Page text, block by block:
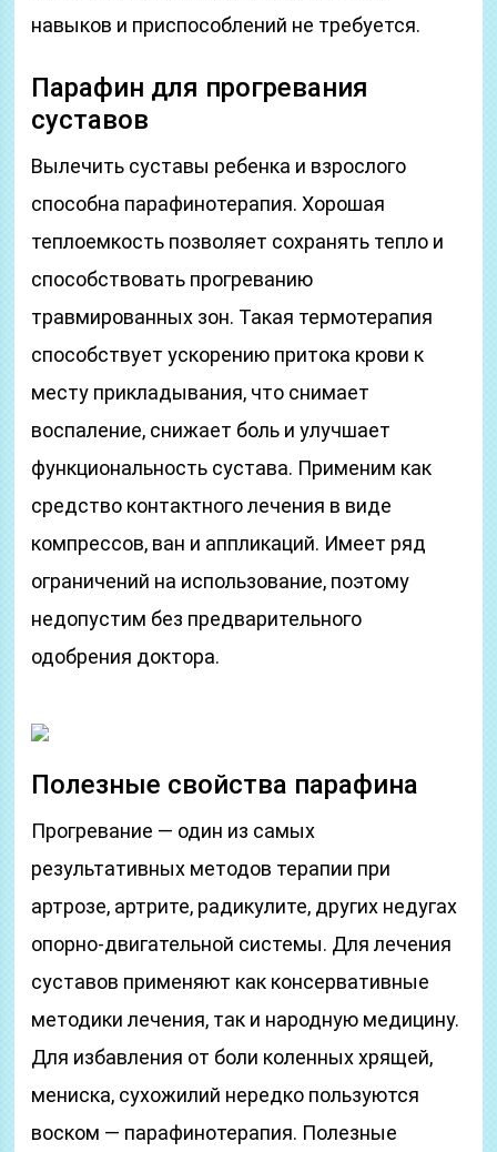
навыков и приспособлений не требуется.
Парафин для прогревания
суставов
Вылечить суставы ребенка и взрослого
способна парафинотерапия. Хорошая
теплоемкость позволяет сохранять тепло и
способствовать прогреванию
травмированных зон. Такая термотерапия
способствует ускорению притока крови к
месту прикладывания, что снимает
воспаление, снижает боль и улучшает
функциональность сустава. Применим как
средство контактного лечения в виде
компрессов, ван и аппликаций. Имеет ряд
ограничений на использование, поэтому
недопустим без предварительного
одобрения доктора.
Полезные свойства парафина
Прогревание — один из самых
результативных методов терапии при
артрозе, артрите, радикулите, других недугах
опорно-двигательной системы. Для лечения
суставов применяют как консервативные
методики лечения, так и народную медицину.
Для избавления от боли коленных хрящей,
мениска, сухожилий нередко пользуются
воском — парафинотерапия. Полезные